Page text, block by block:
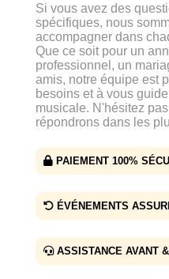
Si vous avez des
spécifiques, nous
accompagner dans
Que ce soit pour un
professionnel, un
amis, notre équipe est
besoins et à vous
musicale. N'hésitez
répondrons dans les
PAIEMENT 100%
ÉVÉNEMENTS
ASSISTANCE AVANT